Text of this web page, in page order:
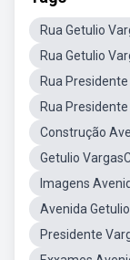
Rua Getulio
Rua Getulio
Rua
Rua
Construção
Getulio
Imagens
Avenida
Presidente